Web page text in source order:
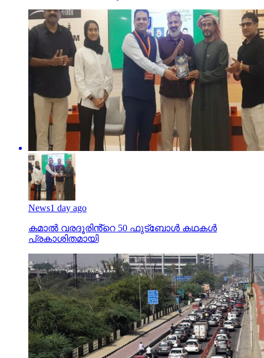
News1 day ago
കമാൽ വരദൂരിൻ്റെ 50 ഫുട്ബോൾ കഥകൾ
പ്രകാശിതമായി